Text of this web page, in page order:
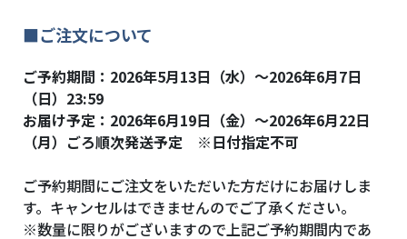
■ご注文について
ご予約期間：2026年5月13日（水）～2026年6月7日
（日）23:59
お届け予定：2026年6月19日（金）～2026年6月22日
（月）ごろ順次発送予定 ※日付指定不可
ご予約期間にご注文をいただいた方だけにお届けしま
す。キャンセルはできませんのでご了承ください。
※数量に限りがございますので上記ご予約期間内であ